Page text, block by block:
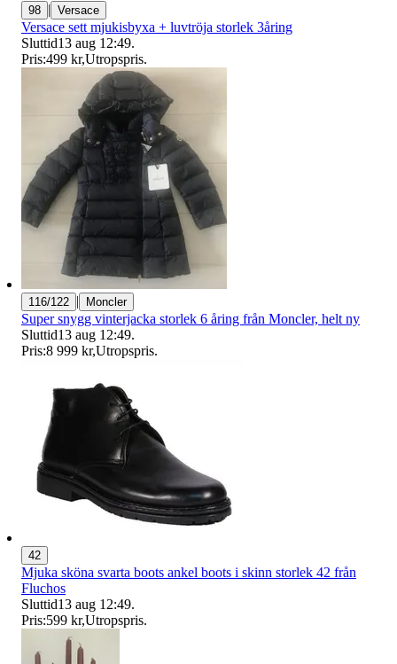
98 | Versace
Versace sett mjukisbyxa + luvtröja storlek 3åring
Sluttid13 aug 12:49.
Pris:499 kr,Utropspris.
116/122 | Moncler
Super snygg vinterjacka storlek 6 åring från Moncler, helt ny
Sluttid13 aug 12:49.
Pris:8 999 kr,Utropspris.
42
Mjuka sköna svarta boots ankel boots i skinn storlek 42 från
Fluchos
Sluttid13 aug 12:49.
Pris:599 kr,Utropspris.